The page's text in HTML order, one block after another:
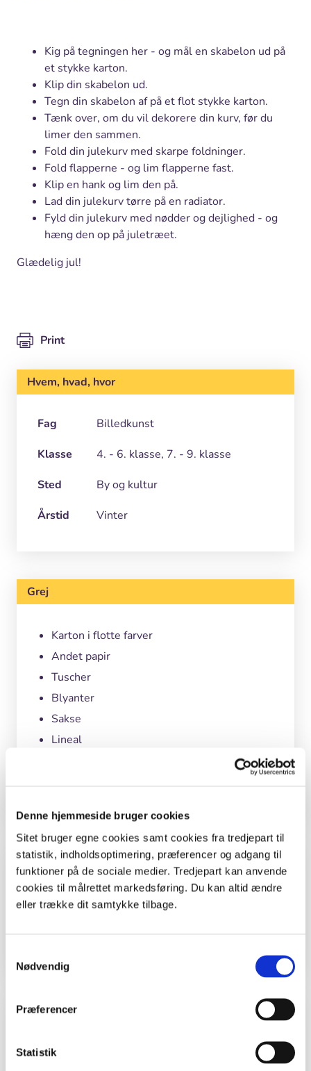
Denne hjemmeside bruger cookies
Sitet bruger egne cookies samt cookies fra tredjepart til
statistik, indholdsoptimering, præferencer og adgang til
funktioner på de sociale medier. Tredjepart kan anvende
cookies til målrettet markedsføring. Du kan altid ændre
eller trække dit samtykke tilbage.
Nødvendig
Præferencer
Statistik
Kig på tegningen her - og mål en skabelon ud på
et stykke karton.
Klip din skabelon ud.
Tegn din skabelon af på et flot stykke karton.
Tænk over, om du vil dekorere din kurv, før du
limer den sammen.
Fold din julekurv med skarpe foldninger.
Fold flapperne - og lim flapperne fast.
Klip en hank og lim den på.
Lad din julekurv tørre på en radiator.
Fyld din julekurv med nødder og dejlighed - og
hæng den op på juletræet.
Glædelig jul!
Print
Hvem, hvad, hvor
Fag
Billedkunst
Klasse
4. - 6. klasse, 7. - 9. klasse
Sted
By og kultur
Årstid
Vinter
Grej
Karton i flotte farver
Andet papir
Tuscher
Blyanter
Sakse
Lineal
Tid
Sæt dig hyggeligt sammen med nogle andre -
Kolofon
Forfatter